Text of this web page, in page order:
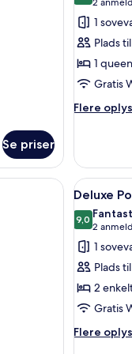
Se priser
af
Cave
House
Suite
1
Plads
1
Gratis
Flere
Flere
House
Suite
med seng,Indlæs
alle
billeder
af
Deluxe
Pool
Suite
19
Deluxe
9,09,0 ud af
2
(2
1
Plads
2
Gratis
Flere
Flere